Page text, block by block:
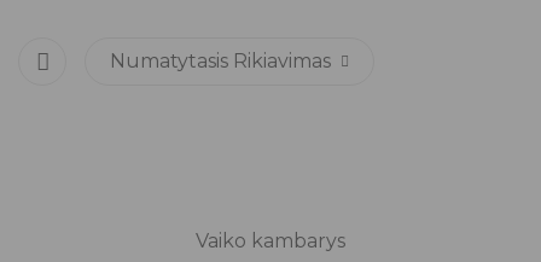
Numatytasis Rikiavimas
Vaiko kambarys